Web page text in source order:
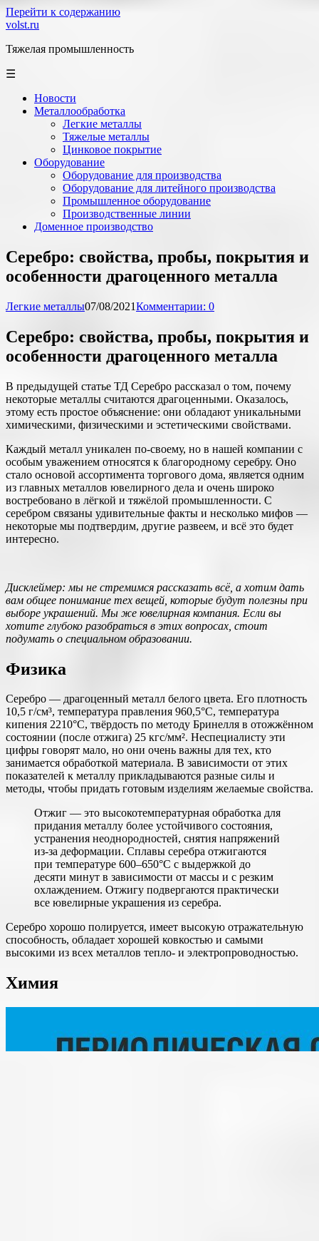
Перейти к содержанию
volst.ru
Тяжелая промышленность
☰
Новости
Металлообработка
Легкие металлы
Тяжелые металлы
Цинковое покрытие
Оборудование
Оборудование для производства
Оборудование для литейного производства
Промышленное оборудование
Производственные линии
Доменное производство
Серебро: свойства, пробы, покрытия и
особенности драгоценного металла
Легкие металлы07/08/2021Комментарии: 0
Серебро: свойства, пробы, покрытия и
особенности драгоценного металла
В предыдущей статье ТД Серебро рассказал о том, почему
некоторые металлы считаются драгоценными. Оказалось,
этому есть простое объяснение: они обладают уникальными
химическими, физическими и эстетическими свойствами.
Каждый металл уникален по-своему, но в нашей компании с
особым уважением относятся к благородному серебру. Оно
стало основой ассортимента торгового дома, является одним
из главных металлов ювелирного дела и очень широко
востребовано в лёгкой и тяжёлой промышленности. С
серебром связаны удивительные факты и несколько мифов —
некоторые мы подтвердим, другие развеем, и всё это будет
интересно.
Дисклеймер: мы не стремимся рассказать всё, а хотим дать
вам общее понимание тех вещей, которые будут полезны при
выборе украшений. Мы же ювелирная компания. Если вы
хотите глубоко разобраться в этих вопросах, стоит
подумать о специальном образовании.
Физика
Серебро — драгоценный металл белого цвета. Его плотность
10,5 г/см³, температура правления 960,5°С, температура
кипения 2210°С, твёрдость по методу Бринелля в отожжённом
состоянии (после отжига) 25 кгс/мм². Неспециалисту эти
цифры говорят мало, но они очень важны для тех, кто
занимается обработкой материала. В зависимости от этих
показателей к металлу прикладываются разные силы и
методы, чтобы придать готовым изделиям желаемые свойства.
Отжиг — это высокотемпературная обработка для
придания металлу более устойчивого состояния,
устранения неоднородностей, снятия напряжений
из-за деформации. Сплавы серебра отжигаются
при температуре 600–650°С с выдержкой до
десяти минут в зависимости от массы и с резким
охлаждением. Отжигу подвергаются практически
все ювелирные украшения из серебра.
Серебро хорошо полируется, имеет высокую отражательную
способность, обладает хорошей ковкостью и самыми
высокими из всех металлов тепло- и электропроводностью.
Химия